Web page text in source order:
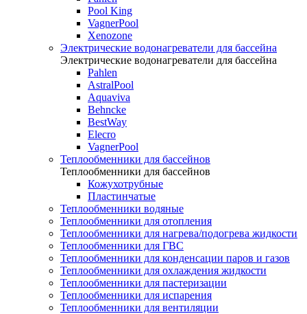
Pool King
VagnerPool
Xenozone
Электрические водонагреватели для бассейна
Электрические водонагреватели для бассейна
Pahlen
AstralPool
Aquaviva
Behncke
BestWay
Elecro
VagnerPool
Теплообменники для бассейнов
Теплообменники для бассейнов
Кожухотрубные
Пластинчатые
Теплообменники водяные
Теплообменники для отопления
Теплообменники для нагрева/подогрева жидкости
Теплообменники для ГВС
Теплообменники для конденсации паров и газов
Теплообменники для охлаждения жидкости
Теплообменники для пастеризации
Теплообменники для испарения
Теплообменники для вентиляции